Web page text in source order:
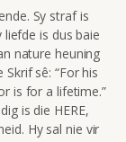
Sy straf is
is dus baie
nature heuning
Skrif sê: “For his
is for a lifetime.”
is die HERE,
Hy sal nie vir